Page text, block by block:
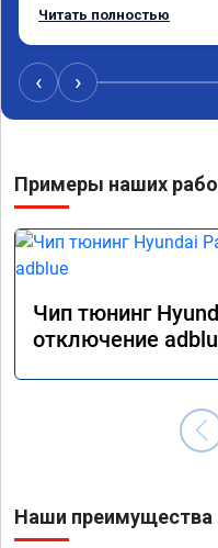
Рекомендую данную
Читать полностью
‹ ›
Примеры наших
Чип тюнинг
отключение
Наши преимущества